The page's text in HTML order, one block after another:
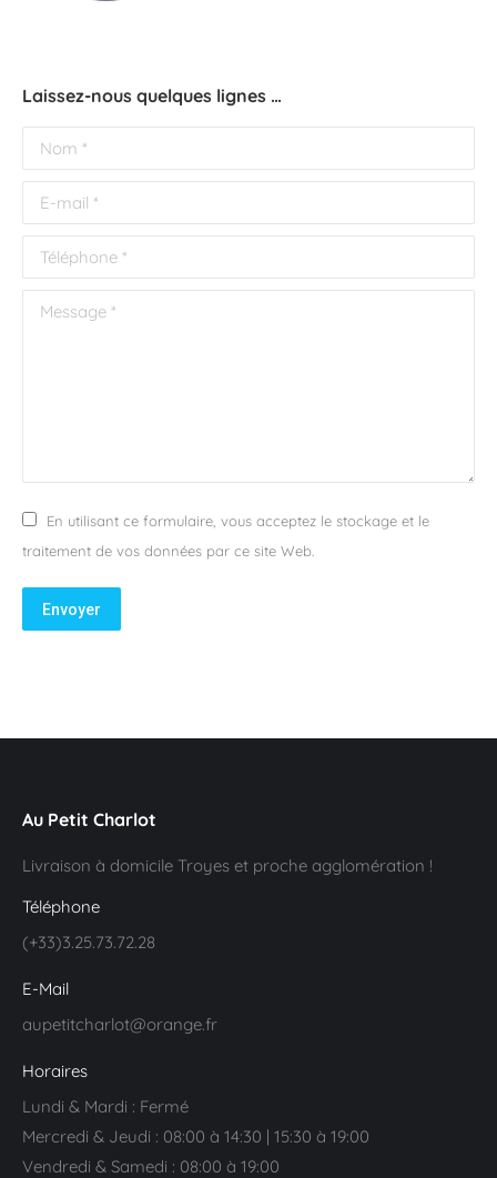
Laissez-nous quelques lignes …
Nom *
E-mail *
Téléphone *
Message *
En utilisant ce formulaire, vous acceptez le stockage et le
traitement de vos données par ce site Web.
Envoyer
Au Petit Charlot
Livraison à domicile Troyes et proche agglomération !
Téléphone
(+33)3.25.73.72.28
E-Mail
aupetitcharlot@orange.fr
Horaires
Lundi & Mardi : Fermé
Mercredi & Jeudi : 08:00 à 14:30 | 15:30 à 19:00
Vendredi & Samedi : 08:00 à 19:00